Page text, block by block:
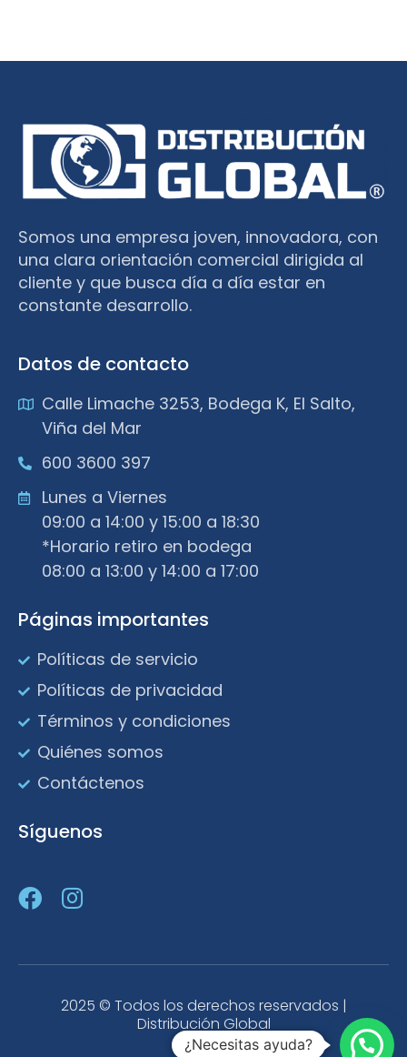
Somos una empresa joven, innovadora, con
una clara orientación comercial dirigida al
cliente y que busca día a día estar en
constante desarrollo.
Datos de contacto
Calle Limache 3253, Bodega K, El Salto,
Viña del Mar
600 3600 397
Lunes a Viernes
09:00 a 14:00 y 15:00 a 18:30
*Horario retiro en bodega
08:00 a 13:00 y 14:00 a 17:00
Páginas importantes
Políticas de servicio
Políticas de privacidad
Términos y condiciones
Quiénes somos
Contáctenos
Síguenos
2025 © Todos los derechos reservados |
Distribución Global
¿Necesitas ayuda?